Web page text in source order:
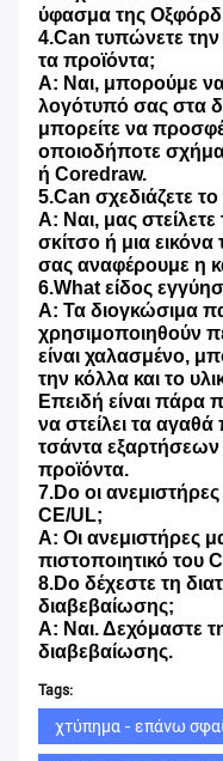
ύφασμα της
4.Can τυπώνετε
τα προϊόντα;
Α: Ναι, μπορούμε
λογότυπό σας στα
μπορείτε να
οποιοδήποτε
ή Coredraw.
5.Can σχεδιάζετε το
Α: Ναι, μας στείλετε
σκίτσο ή μια
σας αναφέρουμε η
6.What είδος
Α: Τα διογκώσιμα
χρησιμοποιηθούν
είναι χαλασμένο,
την κόλλα και το
Επειδή είναι πάρα
να στείλει τα
τσάντα εξαρτήσεων
προϊόντα.
7.Do οι
CE/UL;
Α: Οι ανεμιστήρες
πιστοποιητικό του
8.Do δέχεστε τη
διαβεβαίωσης;
Α: Ναι. Δεχόμαστε
διαβεβαίωσης.
Tags:
χτύπημα - επάνω